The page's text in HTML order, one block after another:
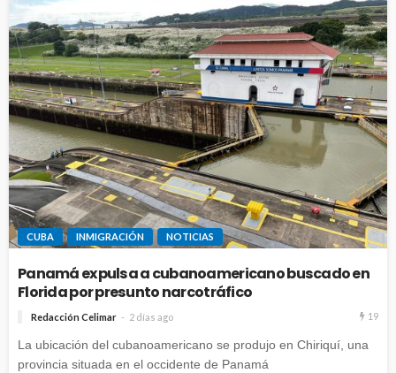
CUBA INMIGRACIÓN NOTICIAS
Panamá expulsa a cubanoamericano buscado en
Florida por presunto narcotráfico
Redacción Celimar 2 días ago 19
La ubicación del cubanoamericano se produjo en Chiriquí, una
provincia situada en el occidente de Panamá